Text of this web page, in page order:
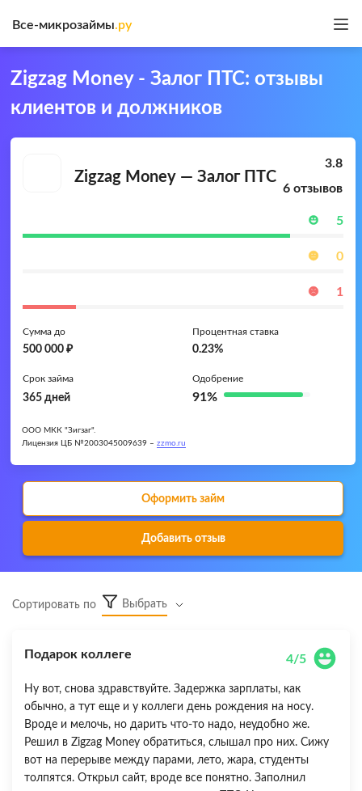
Все-микрозаймы.ру
Zigzag Money - Залог ПТС: отзывы
клиентов и должников
Оформить займ
Добавить отзыв
3.8
6 отзывов
5
0
1
Сумма до
500 000 ₽
Процентная ставка
0.23%
Срок займа
365 дней
Одобрение
91%
Zigzag Money — Залог ПТС
ООО МКК "Зигзаг".
Лицензия ЦБ №2003045009639 – zzmo.ru
Сортировать по Выбрать
Подарок коллеге 4/5
Ну вот, снова здравствуйте. Задержка зарплаты, как
обычно, а тут еще и у коллеги день рождения на носу.
Вроде и мелочь, но дарить что-то надо, неудобно же.
Решил в Zigzag Money обратиться, слышал про них. Сижу
вот на перерыве между парами, лето, жара, студенты
толпятся. Открыл сайт, вроде все понятно. Заполнил